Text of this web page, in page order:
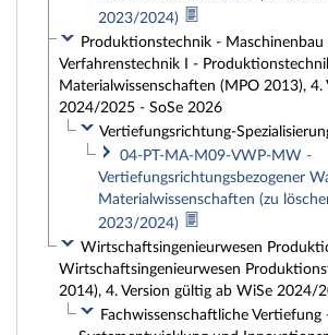
2023/2024)
Produktionstechnik - Maschinenbau
Verfahrenstechnik I -
Materialwissenschaften (MPO 2013), 4.
2024/2025 - SoSe 2026
Vertiefungsrichtung-
04-PT-MA-M09-VWP-MW -
Vertiefungsrichtungsbezogener
Materialwissenschaften (zu
2023/2024)
Wirtschaftsingenieurwesen
Wirtschaftsingenieurwesen
2014), 4. Version gültig ab WiSe 2024/
Fachwissenschaftliche Vertiefung